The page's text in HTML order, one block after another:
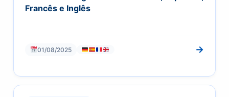
Francês e Inglês
01/08/2025 →